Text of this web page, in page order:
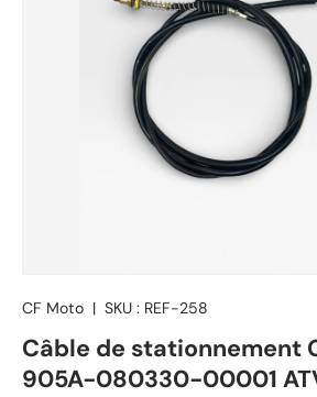
CF Moto | SKU : REF-258
Câble de stationnement
905A-080330-00001